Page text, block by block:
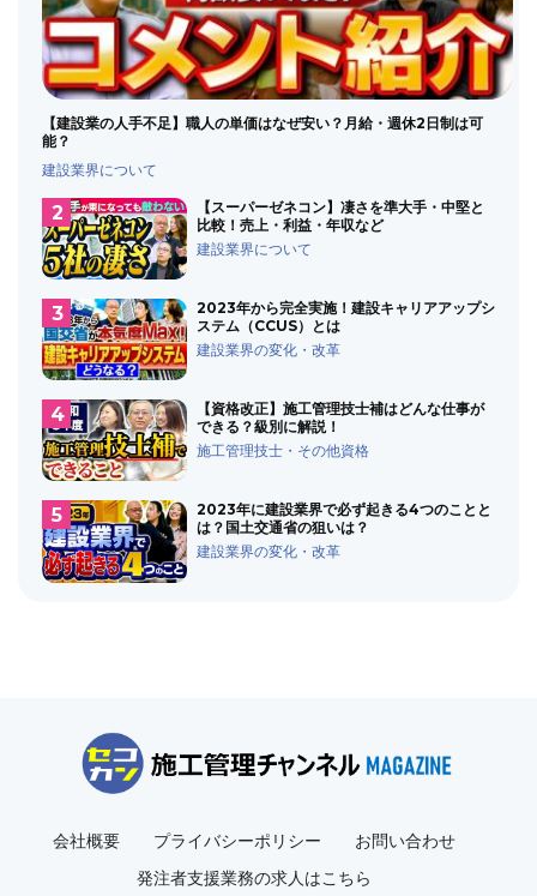
【建設業の人手不足】職人の単価はなぜ安い？月給・週休2日制は可
能？
建設業界について
【スーパーゼネコン】凄さを準大手・中堅と
比較！売上・利益・年収など
建設業界について
2023年から完全実施！建設キャリアアップシ
ステム（CCUS）とは
建設業界の変化・改革
【資格改正】施工管理技士補はどんな仕事が
できる？級別に解説！
施工管理技士・その他資格
2023年に建設業界で必ず起きる4つのことと
は？国土交通省の狙いは？
建設業界の変化・改革
会社概要 プライバシーポリシー
お問い合わせ
発注者支援業務の求人はこちら